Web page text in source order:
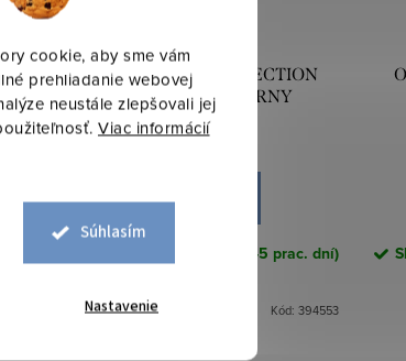
cookie, aby sme vám
prehliadanie webovej
neustále zlepšovali jej
Viac informácií
Súhlasím
Nastavenie
OBRAZ LIMITED COLLECTION
PEONIA6 53X73 ČIERNY
DO KOŠÍKA
Skladom (odosielame do 3-5 prac. dní)
Kód: 394553